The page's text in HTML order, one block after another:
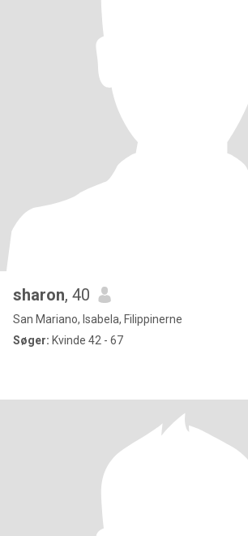
sharon, 40
San Mariano, Isabela, Filippinerne
Søger: Kvinde 42 - 67